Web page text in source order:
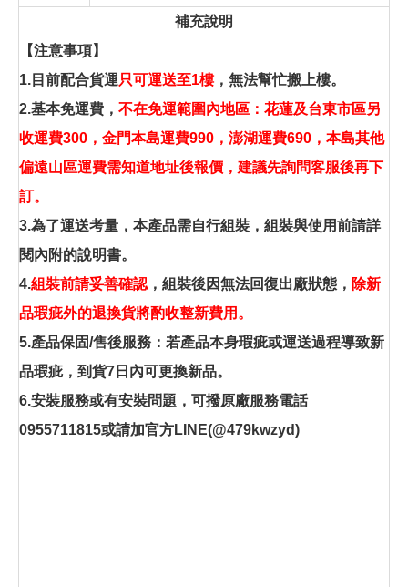
補充說明
【注意事項】
1.目前配合貨運只可運送至1樓，無法幫忙搬上樓。
2.基本免運費， 不在免運範圍內地區：花蓮及台東市區另
收運費300，金門本島運費990，澎湖運費690，本島其他
偏遠山區運費需知道地址後報價，建議先詢問客服後再下
訂。
3.為了運送考量，本產品需自行組裝，組裝與使用前請詳
閱內附的說明書。
4.組裝前請妥善確認 ，組裝後因無法回復出廠狀態， 除新
品瑕疵外的退換貨將酌收整新費用。
5.產品保固/售後服務：若產品本身瑕疵或運送過程導致新
品瑕疵，到貨7日內可更換新品。
6.安裝服務或有安裝問題，可撥原廠服務電話
0955711815或請加官方LINE(@479kwzyd)